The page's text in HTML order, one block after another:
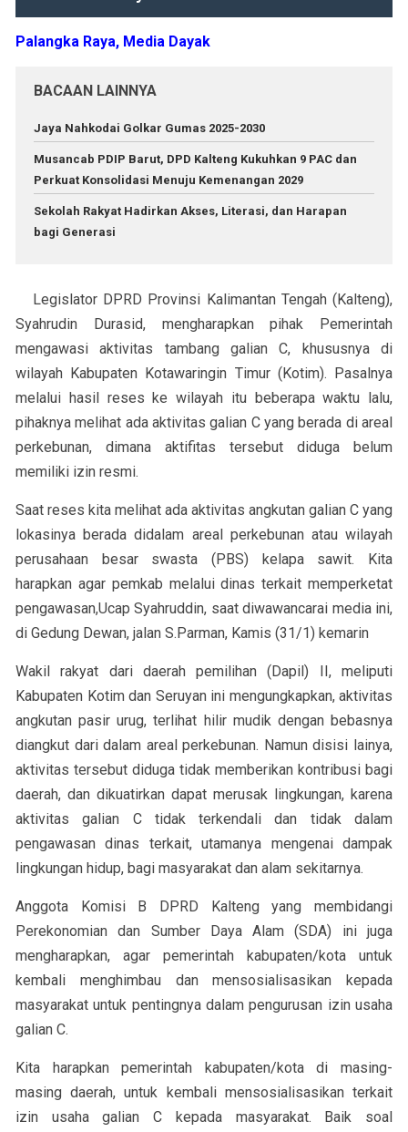
Palangka Raya, Media Dayak
BACAAN LAINNYA
Jaya Nahkodai Golkar Gumas 2025-2030
Musancab PDIP Barut, DPD Kalteng Kukuhkan 9 PAC dan
Perkuat Konsolidasi Menuju Kemenangan 2029
Sekolah Rakyat Hadirkan Akses, Literasi, dan Harapan
bagi Generasi
Legislator DPRD Provinsi Kalimantan Tengah (Kalteng),
Syahrudin Durasid, mengharapkan pihak Pemerintah
mengawasi aktivitas tambang galian C, khususnya di
wilayah Kabupaten Kotawaringin Timur (Kotim). Pasalnya
melalui hasil reses ke wilayah itu beberapa waktu lalu,
pihaknya melihat ada aktivitas galian C yang berada di areal
perkebunan, dimana aktifitas tersebut diduga belum
memiliki izin resmi.
Saat reses kita melihat ada aktivitas angkutan galian C yang
lokasinya berada didalam areal perkebunan atau wilayah
perusahaan besar swasta (PBS) kelapa sawit. Kita
harapkan agar pemkab melalui dinas terkait memperketat
pengawasan,Ucap Syahruddin, saat diwawancarai media ini,
di Gedung Dewan, jalan S.Parman, Kamis (31/1) kemarin
Wakil rakyat dari daerah pemilihan (Dapil) II, meliputi
Kabupaten Kotim dan Seruyan ini mengungkapkan, aktivitas
angkutan pasir urug, terlihat hilir mudik dengan bebasnya
diangkut dari dalam areal perkebunan. Namun disisi lainya,
aktivitas tersebut diduga tidak memberikan kontribusi bagi
daerah, dan dikuatirkan dapat merusak lingkungan, karena
aktivitas galian C tidak terkendali dan tidak dalam
pengawasan dinas terkait, utamanya mengenai dampak
lingkungan hidup, bagi masyarakat dan alam sekitarnya.
Anggota Komisi B DPRD Kalteng yang membidangi
Perekonomian dan Sumber Daya Alam (SDA) ini juga
mengharapkan, agar pemerintah kabupaten/kota untuk
kembali menghimbau dan mensosialisasikan kepada
masyarakat untuk pentingnya dalam pengurusan izin usaha
galian C.
Kita harapkan pemerintah kabupaten/kota di masing-
masing daerah, untuk kembali mensosialisasikan terkait
izin usaha galian C kepada masyarakat. Baik soal